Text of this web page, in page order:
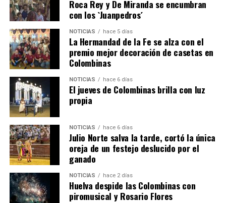
4º DÍA DE LAS FIESTAS COLOMBINAS 2026
hace 4 días· Huelvatv
Roca Rey y De Miranda se encumbran
con los `Juanpedros´
NOTICIAS hace 5 días
La Hermandad de la Fe se alza con el
premio mejor decoración de casetas en
Colombinas
NOTICIAS hace 6 días
El jueves de Colombinas brilla con luz
propia
NOTICIAS hace 6 días
Julio Norte salva la tarde, cortó la única
oreja de un festejo deslucido por el
ganado
NOTICIAS hace 2 días
Huelva despide las Colombinas con
piromusical y Rosario Flores